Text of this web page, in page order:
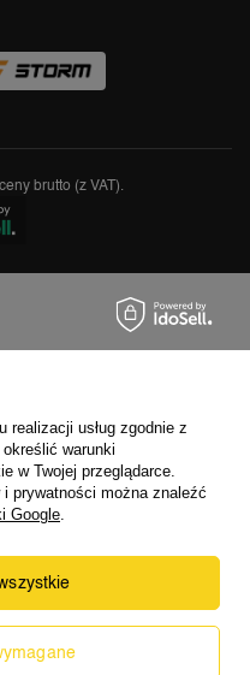
brutto (z VAT).
usług zgodnie z
warunki
w Twojej przeglądarce.
prywatności można znaleźć
Google.